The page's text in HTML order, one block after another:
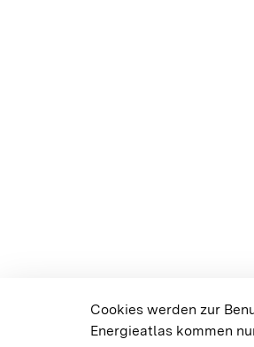
Cookies werden zur
Energieatlas kommen